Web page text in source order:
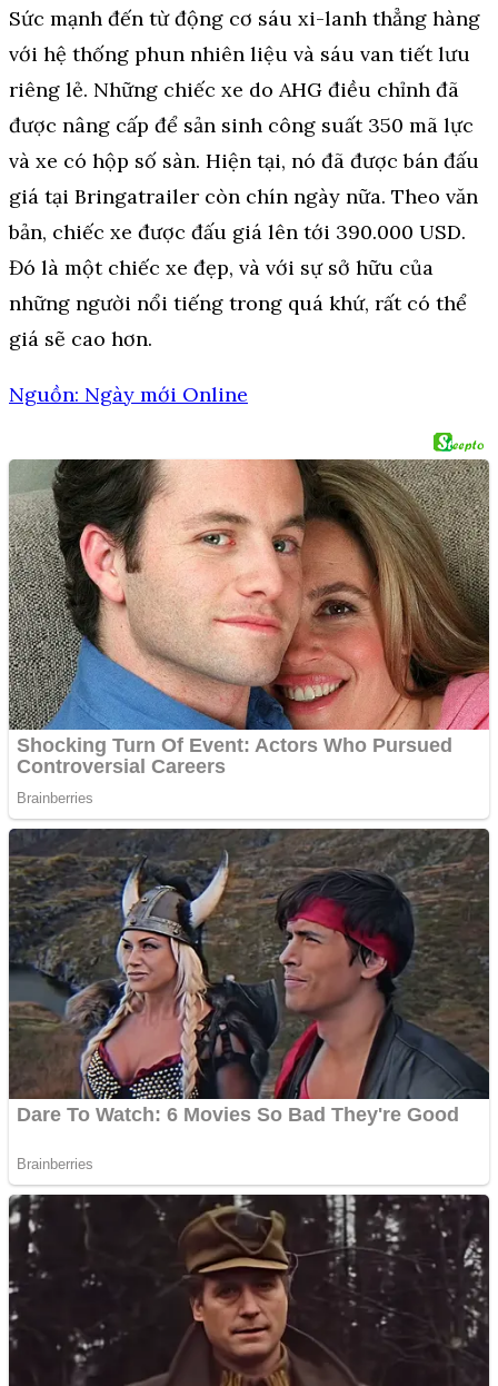
Sức mạnh đến từ động cơ sáu xi-lanh thẳng hàng
với hệ thống phun nhiên liệu và sáu van tiết lưu
riêng lẻ. Những chiếc xe do AHG điều chỉnh đã
được nâng cấp để sản sinh công suất 350 mã lực
và xe có hộp số sàn. Hiện tại, nó đã được bán đấu
giá tại Bringatrailer còn chín ngày nữa. Theo văn
bản, chiếc xe được đấu giá lên tới 390.000 USD.
Đó là một chiếc xe đẹp, và với sự sở hữu của
những người nổi tiếng trong quá khứ, rất có thể
giá sẽ cao hơn.
Nguồn: Ngày mới Online